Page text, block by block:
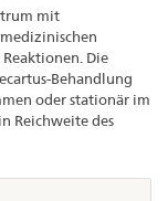
mit
Die
Behandlung
oder stationär im
Reichweite des